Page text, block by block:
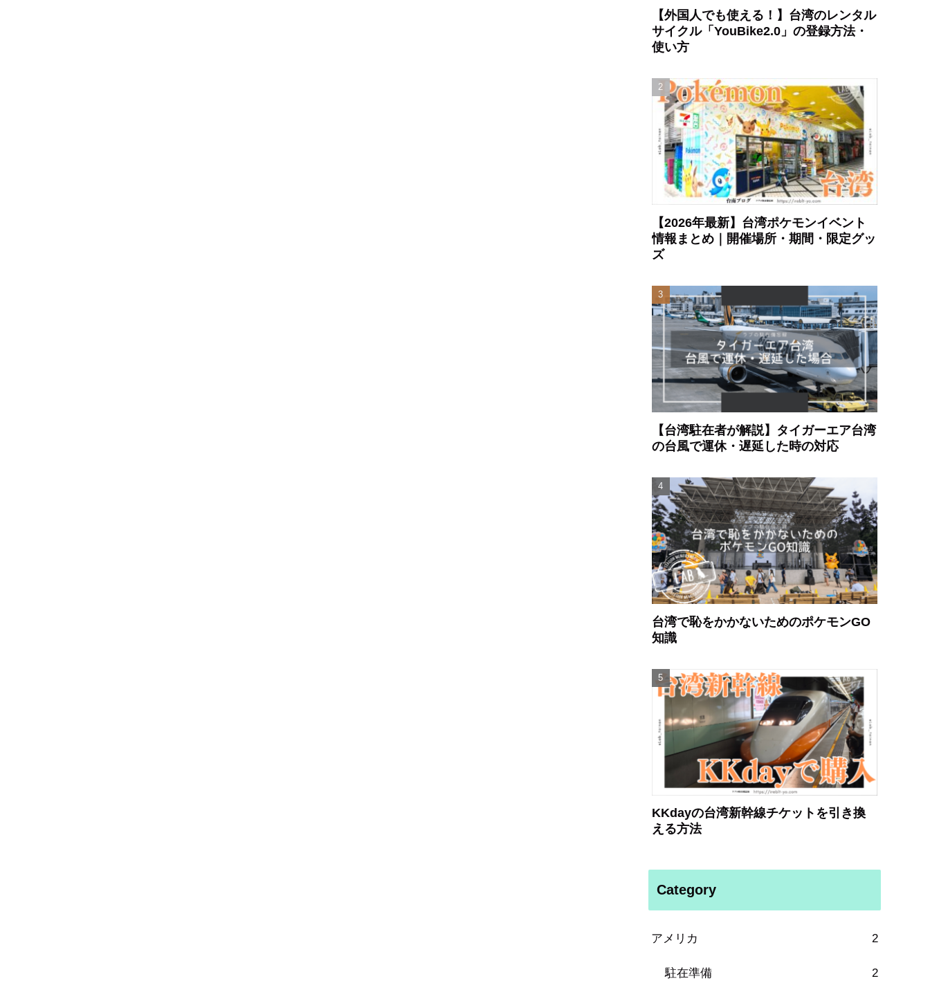
【外国人でも使える！】台湾のレンタル
サイクル「YouBike2.0」の登録方法・
使い方
【2026年最新】台湾ポケモンイベント
情報まとめ｜開催場所・期間・限定グッ
ズ
【台湾駐在者が解説】タイガーエア台湾
の台風で運休・遅延した時の対応
台湾で恥をかかないためのポケモンGO
知識
KKdayの台湾新幹線チケットを引き換
える方法
Category
アメリカ 2
駐在準備 2